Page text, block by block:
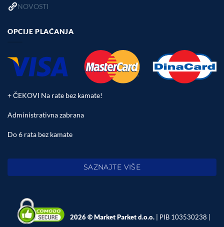
NOVOSTI
OPCIJE PLAĆANJA
+ ČEKOVI Na rate bez kamate!
Administrativna zabrana
Do 6 rata bez kamate
SAZNAJTE VIŠE
2026 © Market Parket d.o.o. | PIB 103530238 |